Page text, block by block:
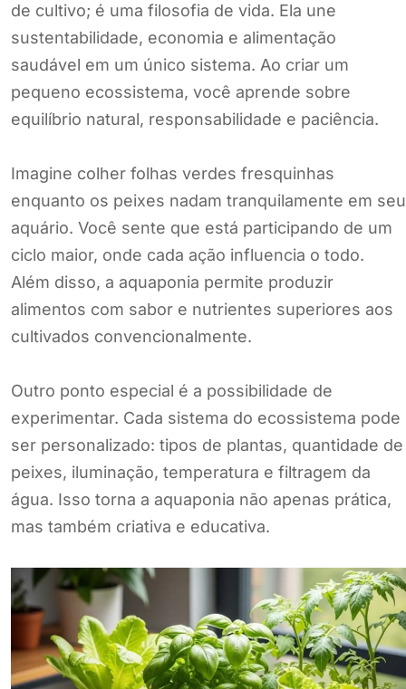
de cultivo; é uma filosofia de vida. Ela une
sustentabilidade, economia e alimentação
saudável em um único sistema. Ao criar um
pequeno ecossistema, você aprende sobre
equilíbrio natural, responsabilidade e paciência.
Imagine colher folhas verdes fresquinhas
enquanto os peixes nadam tranquilamente em seu
aquário. Você sente que está participando de um
ciclo maior, onde cada ação influencia o todo.
Além disso, a aquaponia permite produzir
alimentos com sabor e nutrientes superiores aos
cultivados convencionalmente.
Outro ponto especial é a possibilidade de
experimentar. Cada sistema do ecossistema pode
ser personalizado: tipos de plantas, quantidade de
peixes, iluminação, temperatura e filtragem da
água. Isso torna a aquaponia não apenas prática,
mas também criativa e educativa.